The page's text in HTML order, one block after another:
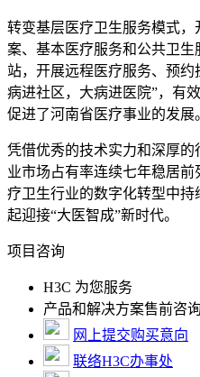
转变基层医疗卫生服务模式
案、基本医疗服务和公共卫
站，开展远程医疗服务、预
病进社区，大病进医院”，有
促进了河南省医疗事业的发展
凭借优秀的技术实力和深厚
业市场占有率连续七年稳居
疗卫生行业的数字化转型中
起迎接“大医智成”新时代。
项目咨询
H3C 为您服务
产品和解决方案售前咨
网上提交购买意向
联络H3C办事处